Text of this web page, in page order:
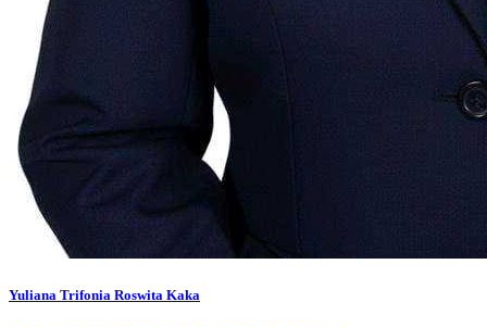
Yuliana Trifonia Roswita Kaka